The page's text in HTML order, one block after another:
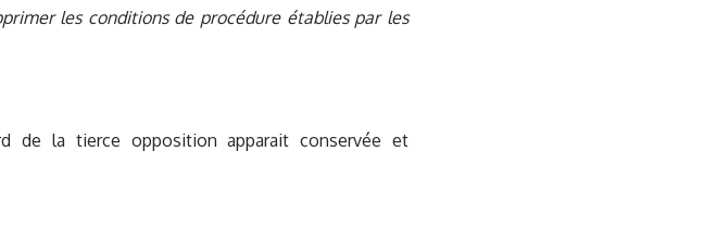
les conditions de procédure établies par les
de la tierce opposition apparait conservée et